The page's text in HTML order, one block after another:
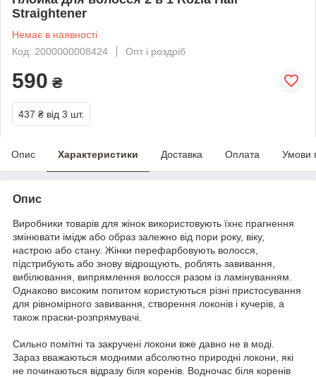
Straightener
Немає в наявності
Код: 2000000008424
Опт і роздріб
590 ₴
437 ₴ від 3 шт.
Опис Характеристики Доставка Оплата Умови
Опис
Виробники товарів для жінок використовують їхнє прагнення
змінювати імідж або образ залежно від пори року, віку,
настрою або стану. Жінки перефарбовують волосся,
підстрибують або знову відрощують, роблять завивання,
вибілювання, випрямлення волосся разом із ламінуванням.
Однаково високим попитом користуються різні пристосування
для рівномірного завивання, створення локонів і кучерів, а
також праски-розпрямувачі.
Сильно помітні та закручені локони вже давно не в моді.
Зараз вважаються модними абсолютно природні локони, які
не починаються відразу біля коренів. Водночас біля коренів